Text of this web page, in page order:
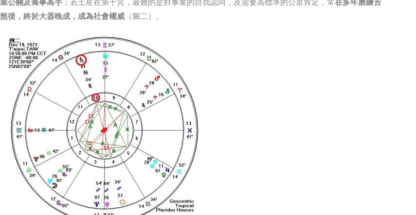
業公關及喬事高手 ；若土星在第十宮，最難的是對事業的自我認同，及需要高標準的公眾肯定，常在多年磨練苦
熬後，終於大器晚成，成為社會權威 （圖二）。